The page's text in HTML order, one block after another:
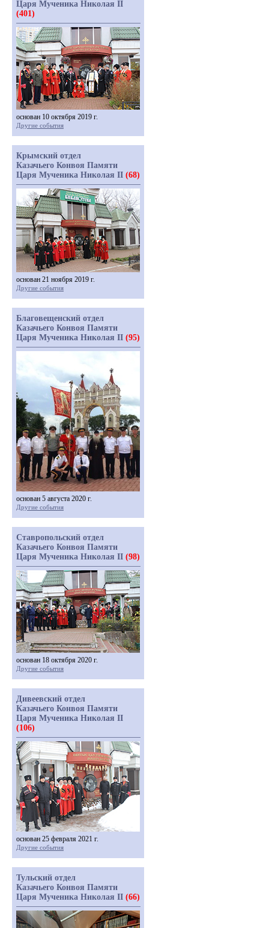
Царя Мученика Николая II
(401)
основан 10 октября 2019 г.
Другие события
Крымский отдел
Казачьего Конвоя Памяти
Царя Мученика Николая II (68)
основан 21 ноября 2019 г.
Другие события
Благовещенский отдел
Казачьего Конвоя Памяти
Царя Мученика Николая II (95)
основан 5 августа 2020 г.
Другие события
Ставропольский отдел
Казачьего Конвоя Памяти
Царя Мученика Николая II (98)
основан 18 октября 2020 г.
Другие события
Дивеевский отдел
Казачьего Конвоя Памяти
Царя Мученика Николая II
(106)
основан 25 февраля 2021 г.
Другие события
Тульский отдел
Казачьего Конвоя Памяти
Царя Мученика Николая II (66)